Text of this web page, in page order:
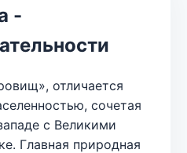
-
отличается
сочетая
с Великими
Главная природная